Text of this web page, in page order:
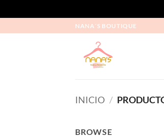
NANA´S BOUTIQUE
INICIO /
BROWSE